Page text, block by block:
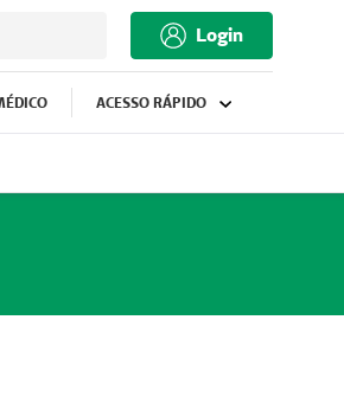
Login
ACESSO RÁPIDO